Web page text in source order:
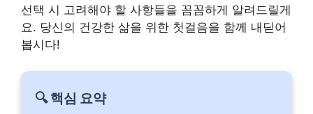
선택 시 고려해야 할 사항들을 꼼꼼하게 알려드릴게
요. 당신의 건강한 삶을 위한 첫걸음을 함께 내딛어
봅시다!
🔍 핵심 요약